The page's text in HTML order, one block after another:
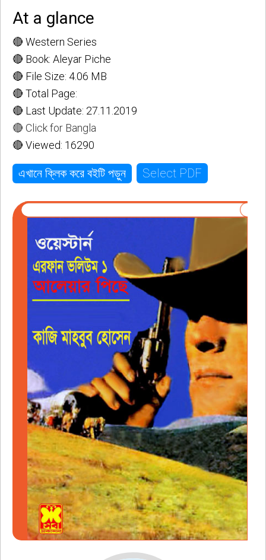
At a glance
🔴 Western Series
🔴 Book: Aleyar Piche
🔴 File Size: 4.06 MB
🔴 Total Page:
🔴 Last Update: 27.11.2019
🔴 Click for Bangla
🔴 Viewed: 16290
এখানে ক্লিক করে বইটি পড়ুন Select PDF